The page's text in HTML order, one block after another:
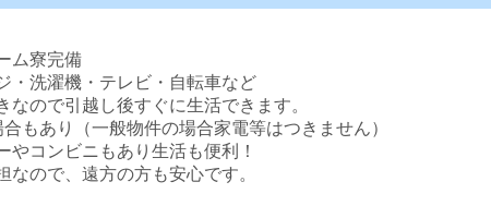
ム寮完備
・洗濯機・テレビ・自転車など
なので引越し後すぐに生活できます。
もあり（一般物件の場合家電等はつきません）
やコンビニもあり生活も便利！
なので、遠方の方も安心です。